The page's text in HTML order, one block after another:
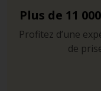
Plus de 11
Profitez d’une
de